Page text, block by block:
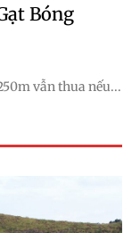
Bóng
vẫn thua nếu...